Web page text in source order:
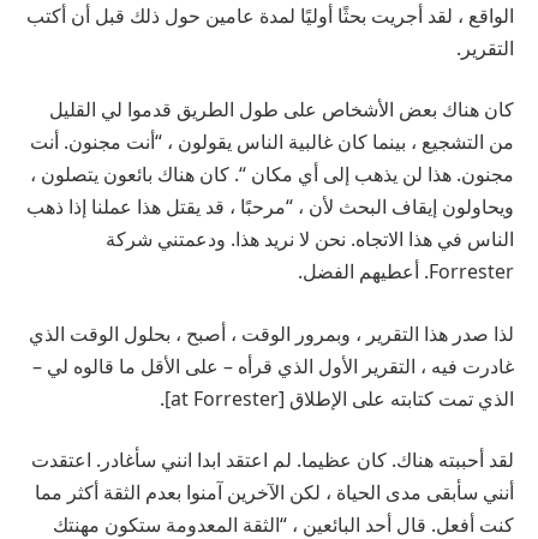
الواقع ، لقد أجريت بحثًا أوليًا لمدة عامين حول ذلك قبل أن أكتب
التقرير.
كان هناك بعض الأشخاص على طول الطريق قدموا لي القليل
من التشجيع ، بينما كان غالبية الناس يقولون ، “أنت مجنون. أنت
مجنون. هذا لن يذهب إلى أي مكان “. كان هناك بائعون يتصلون ،
ويحاولون إيقاف البحث لأن ، “مرحبًا ، قد يقتل هذا عملنا إذا ذهب
الناس في هذا الاتجاه. نحن لا نريد هذا. ودعمتني شركة
Forrester. أعطيهم الفضل.
لذا صدر هذا التقرير ، وبمرور الوقت ، أصبح ، بحلول الوقت الذي
غادرت فيه ، التقرير الأول الذي قرأه – على الأقل ما قالوه لي –
الذي تمت كتابته على الإطلاق [at Forrester].
لقد أحببته هناك. كان عظيما. لم اعتقد ابدا انني سأغادر. اعتقدت
أنني سأبقى مدى الحياة ، لكن الآخرين آمنوا بعدم الثقة أكثر مما
كنت أفعل. قال أحد البائعين ، “الثقة المعدومة ستكون مهنتك